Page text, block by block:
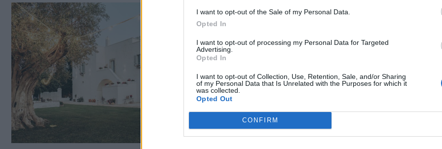
I want to opt-out of the Sale of my Personal Data.
Opted In
I want to opt-out of processing my Personal Data for Targeted
Advertising.
Opted In
I want to opt-out of Collection, Use, Retention, Sale, and/or Sharing
of my Personal Data that Is Unrelated with the Purposes for which it
was collected.
Opted Out
CONFIRM